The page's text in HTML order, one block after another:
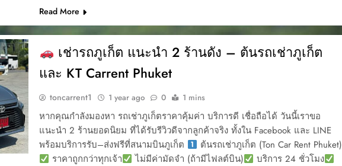
Read More
เช่ารถภูเก็ต แนะนำ 2 ร้านดัง – ต้นรถเช่าภูเก็ต
และ KT Carrent Phuket
toncarrent1 1 year ago 0 1 mins
หากคุณกำลังมองหา รถเช่าภูเก็ตราคาคุ้มค่า บริการดี เชื่อถือได้ วันนี้เราขอ
แนะนำ 2 ร้านยอดนิยม ที่ได้รับรีวิวดีจากลูกค้าจริง ทั้งใน Facebook และ LINE
พร้อมบริการรับ–ส่งฟรีที่สนามบินภูเก็ต
ต้นรถเช่าภูเก็ต (Ton Car Rent Phuket)
ราคาถูกกว่าทุกเจ้า
ไม่มีค่ามัดจำ (ถ้ามีไฟลต์บิน)
บริการ 24 ชั่วโมง